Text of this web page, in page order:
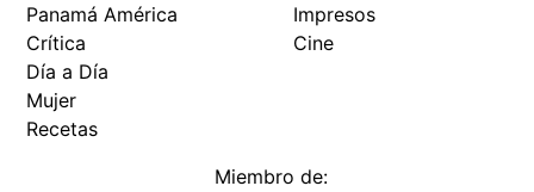
Panamá América
Crítica
Día a Día
Mujer
Recetas
Impresos
Cine
Miembro de: